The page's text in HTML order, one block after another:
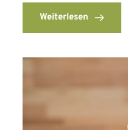
Weiterlesen